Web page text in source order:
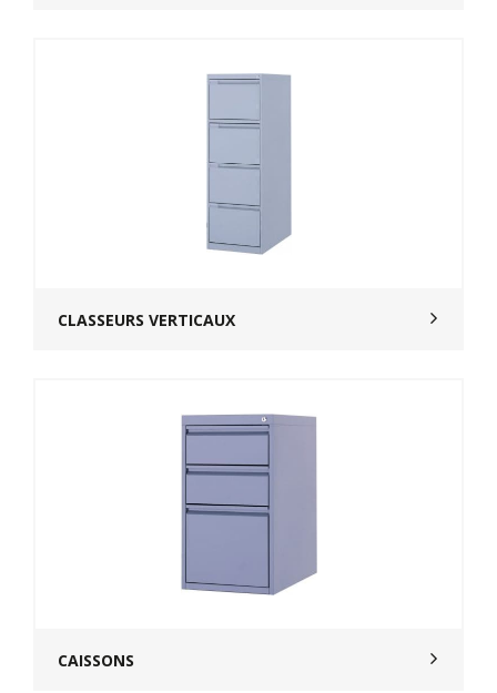
CLASSEURS VERTICAUX
CAISSONS